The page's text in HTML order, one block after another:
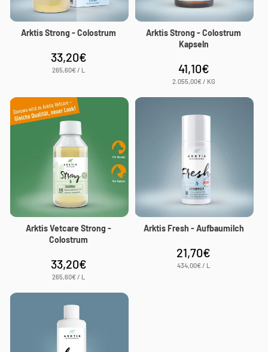
i
:
Arktis Strong - Colostrum
Normaler
Preis
33,20€
STÜCKPREIS
265,60€/ PRO
L
Arktis Strong - Colostrum
Kapseln
Normaler
Preis
41,10€
STÜCKPREIS
2.055,00€/ PRO
KG
Arktis Vetcare Strong -
Colostrum
Normaler
Preis
33,20€
STÜCKPREIS
265,60€/ PRO
L
Arktis Fresh - Aufbaumilch
Normaler
Preis
21,70€
STÜCKPREIS
434,00€/ PRO
L